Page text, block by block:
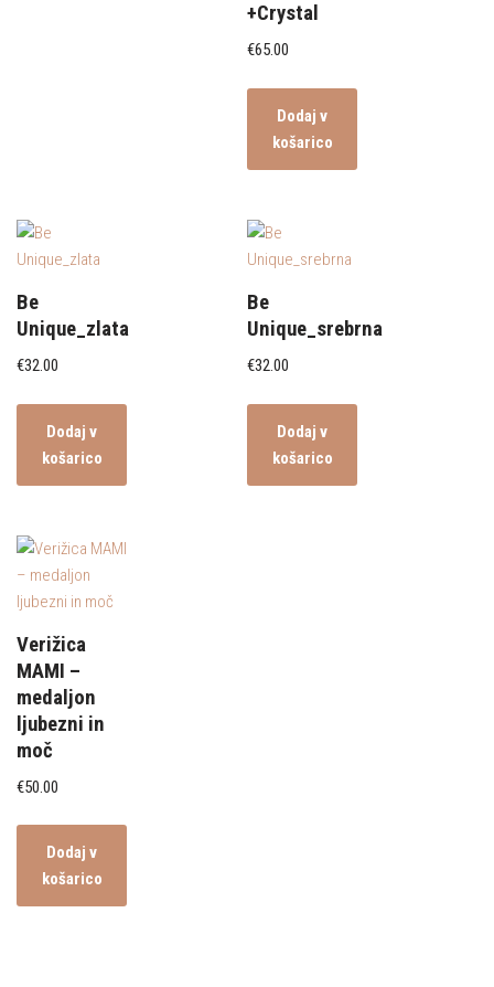
+Crystal
€65.00
Dodaj v
košarico
Be
Unique_zlata
€32.00
Dodaj v
košarico
Be
Unique_srebrna
€32.00
Dodaj v
košarico
Verižica
MAMI –
medaljon
ljubezni in
moč
€50.00
Dodaj v
košarico